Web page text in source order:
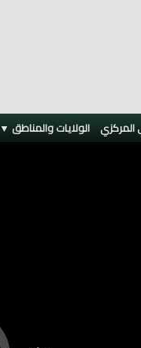
المركزي الولايات والمناطق ▼